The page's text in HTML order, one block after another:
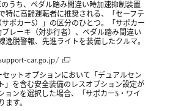
うち、ペダル踏み間違い時加速抑制装置
特に高齢運転者に推奨される、「セーフテ
ポカーS）」の区分のひとつ。「サポカー
レーキ（対歩行者）、ペダル踏み間違い
逸脱警報、先進ライトを装備したクルマ。
car.go.jp/
セットオプションにおいて「デュアルセン
」を含む安全装備のレスオプション設定が
ョンを選択した場合、「サポカーS・ワイ
ます。